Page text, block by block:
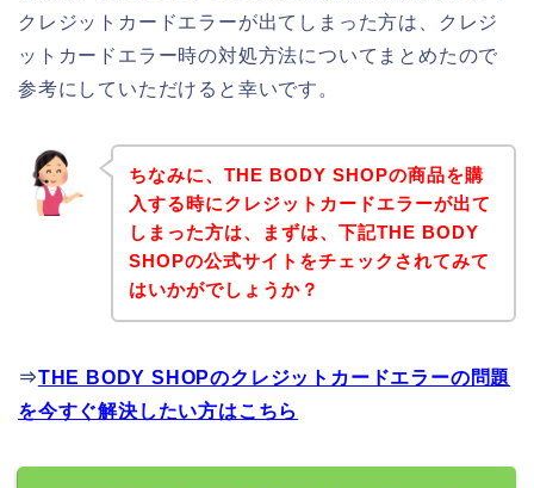
クレジットカードエラーが出てしまった方は、クレジ
ットカードエラー時の対処方法についてまとめたので
参考にしていただけると幸いです。
ちなみに、THE BODY SHOPの商品を購
入する時にクレジットカードエラーが出て
しまった方は、まずは、下記THE BODY
SHOPの公式サイトをチェックされてみて
はいかがでしょうか？
⇒THE BODY SHOPのクレジットカードエラーの問題
を今すぐ解決したい方はこちら